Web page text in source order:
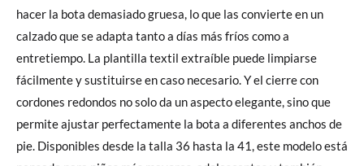
hacer la bota demasiado gruesa, lo que las convierte en un
calzado que se adapta tanto a días más fríos como a
entretiempo. La plantilla textil extraíble puede limpiarse
fácilmente y sustituirse en caso necesario. Y el cierre con
cordones redondos no solo da un aspecto elegante, sino que
permite ajustar perfectamente la bota a diferentes anchos de
pie. Disponibles desde la talla 36 hasta la 41, este modelo está